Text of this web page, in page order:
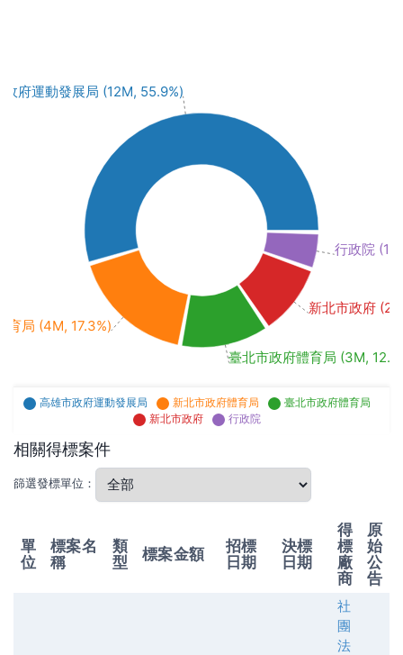
政府運動發展局 (12M, 55.9%)
育局 (4M, 17.3%)
臺北市政府體育局 (3M,
新北市政府
行政院
高雄市政府運動發展局 新北市政府體育局
臺北市政府體育局
新北市政府
行政院
相關得標案件
篩選發標單位：
單
位
標案名
稱
類
型
標案金額
招標
日期
決標
日期
得
標
廠
商
原
始
公
告
社
團
法